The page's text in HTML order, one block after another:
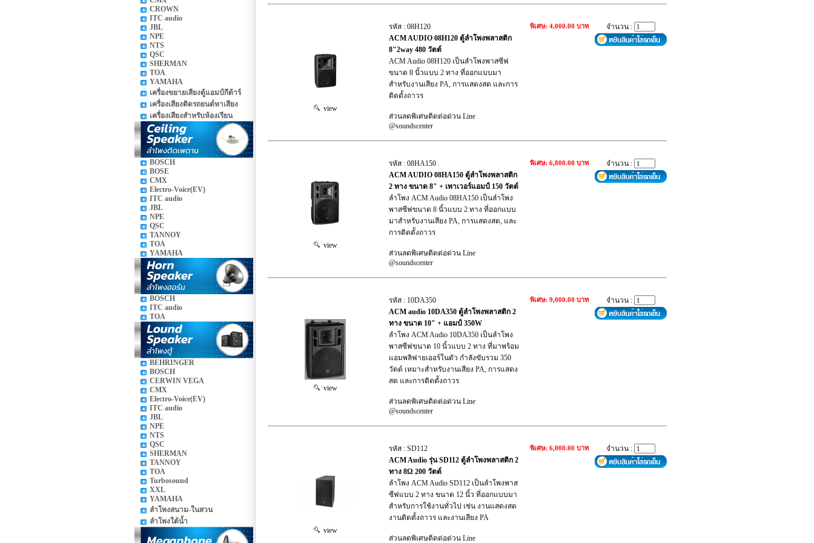
CROWN
ITC audio
JBL
NPE
NTS
QSC
SHERMAN
TOA
YAMAHA
เครื่องขยายเสียงตู้แอมป์กีต้าร์
เครื่องเสียงติดรถยนต์หาเสียง
เครื่องเสียงสำหรับห้องเรียน
BOSCH
BOSE
CMX
Electro-Voice(EV)
ITC audio
JBL
NPE
QSC
TANNOY
TOA
YAMAHA
BOSCH
ITC audio
TOA
BEHRINGER
BOSCH
CERWIN VEGA
CMX
Electro-Voice(EV)
ITC audio
JBL
NPE
NTS
QSC
SHERMAN
TANNOY
TOA
Turbosound
XXL
YAMAHA
ลำโพงสนาม-ในสวน
ลำโพงใต้น้ำ
view
รหัส : 08H120
ACM AUDIO 08H120 ตู้ลำโพงพลาสติก
8"2way 480 วัตต์
ACM Audio 08H120 เป็นลำโพงพาสซีฟ
ขนาด 8 นิ้วแบบ 2 ทาง ที่ออกแบบมา
สำหรับงานเสียง PA, การแสดงสด และการ
ติดตั้งถาวร
ส่วนลดพิเศษติดต่อด่วน Line
@soundscenter
พิเศษ: 4,000.00 บาท จำนวน :
view
รหัส : 08HA150
ACM AUDIO 08HA150 ตู้ลำโพงพลาสติก
2 ทาง ขนาด 8" + เพาเวอร์แอมป์ 150 วัตต์
ลำโพง ACM Audio 08HA150 เป็นลำโพง
พาสซีฟขนาด 8 นิ้วแบบ 2 ทาง ที่ออกแบบ
มาสำหรับงานเสียง PA, การแสดงสด, และ
การติดตั้งถาวร
ส่วนลดพิเศษติดต่อด่วน Line
@soundscenter
พิเศษ: 6,800.00 บาท จำนวน :
view
รหัส : 10DA350
ACM audio 10DA350 ตู้ลำโพงพลาสติก 2
ทาง ขนาด 10" + แอมป์ 350W
ลำโพง ACM Audio 10DA350 เป็นลำโพง
พาสซีฟขนาด 10 นิ้วแบบ 2 ทาง ที่มาพร้อม
แอมพลิฟายเออร์ในตัว กำลังขับรวม 350
วัตต์ เหมาะสำหรับงานเสียง PA, การแสดง
สด และการติดตั้งถาวร
ส่วนลดพิเศษติดต่อด่วน Line
@soundscenter
พิเศษ: 9,000.00 บาท จำนวน :
view
รหัส : SD112
ACM Audio รุ่น SD112 ตู้ลำโพงพลาสติก 2
ทาง 8Ω 200 วัตต์
ลำโพง ACM Audio SD112 เป็นลำโพงพาส
ซีฟแบบ 2 ทาง ขนาด 12 นิ้ว ที่ออกแบบมา
สำหรับการใช้งานทั่วไป เช่น งานแสดงสด
งานติดตั้งถาวร และงานเสียง PA
ส่วนลดพิเศษติดต่อด่วน Line
พิเศษ: 6,000.00 บาท จำนวน :